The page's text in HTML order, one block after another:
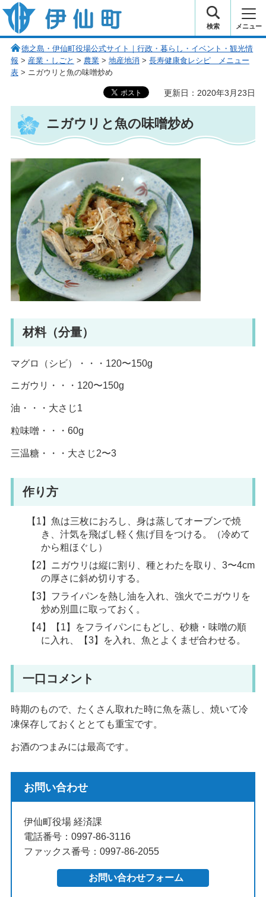
伊仙町 健康・長寿と子宝の町
検索 メニュー
徳之島・伊仙町役場公式サイト｜行政・暮らし・イベント・観光情
報 > 産業・しごと > 農業> 地産地消 > 長寿健康食レシピ メニュー
表> ニガウリと魚の味噌炒め
更新日：2020年3月23日
ニガウリと魚の味噌炒め
材料（分量）
マグロ（シビ）・・・120〜150g
ニガウリ・・・120〜150g
油・・・大さじ1
粒味噌・・・60g
三温糖・・・大さじ2〜3
作り方
【1】魚は三枚におろし、身は蒸してオーブンで焼
き、汁気を飛ばし軽く焦げ目をつける。（冷めて
から粗ほぐし）
【2】ニガウリは縦に割り、種とわたを取り、3〜4cm
の厚さに斜め切りする。
【3】フライパンを熱し油を入れ、強火でニガウリを
炒め別皿に取っておく。
【4】【1】をフライパンにもどし、砂糖・味噌の順
に入れ、【3】を入れ、魚とよくまぜ合わせる。
一口コメント
時期のもので、たくさん取れた時に魚を蒸し、焼いて冷
凍保存しておくととても重宝です。
お酒のつまみには最高です。
お問い合わせ
伊仙町役場 経済課
電話番号：0997-86-3116
ファックス番号：0997-86-2055